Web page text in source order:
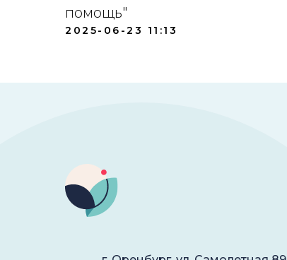
помощь"
2025-06-23 11:13